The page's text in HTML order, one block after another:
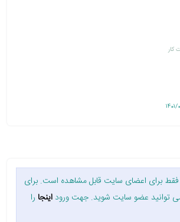
کار
برای اعضای سایت قابل مشاهده است. برای
توانید عضو سایت شوید. جهت ورود اینجا را